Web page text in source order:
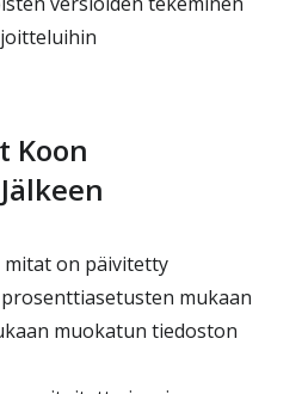
Koon
mitat on päivitetty
mukaan
muokatun tiedoston